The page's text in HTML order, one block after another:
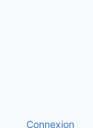
Connexion